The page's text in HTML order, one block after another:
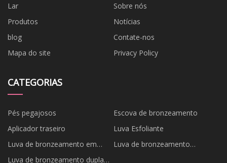
Lar
Sobre nós
Produtos
Notícias
blog
Contate-nos
Mapa do site
Privacy Policy
CATEGORIAS
Pés pegajosos
Escova de bronzeamento
Aplicador traseiro
Luva Esfoliante
Luva de bronzeamento em
promoção
Luva de bronzeamento
Luva de bronzeamento dupla